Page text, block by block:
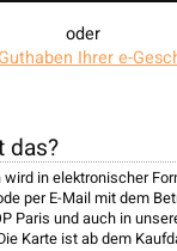
oder
Ihrer e-
das?
in elektronischer
per E-Mail mit dem
Paris und auch in
Karte ist ab dem